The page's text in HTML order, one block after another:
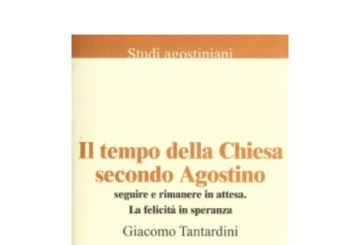
AGGIUNGI AL CARRELLO